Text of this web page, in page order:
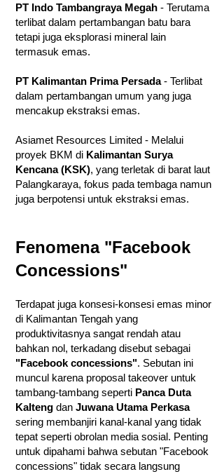
PT Indo Tambangraya Megah - Terutama
terlibat dalam pertambangan batu bara
tetapi juga eksplorasi mineral lain
termasuk emas.
PT Kalimantan Prima Persada- Terlibat
dalam pertambangan umum yang juga
mencakup ekstraksi emas.
Asiamet Resources Limited - Melalui
proyek BKM di Kalimantan Surya
Kencana (KSK), yang terletak di barat laut
Palangkaraya, fokus pada tembaga namun
juga berpotensi untuk ekstraksi emas.
Fenomena "Facebook
Concessions"
Terdapat juga konsesi-konsesi emas minor
di Kalimantan Tengah yang
produktivitasnya sangat rendah atau
bahkan nol, terkadang disebut sebagai
"Facebook concessions". Sebutan ini
muncul karena proposal takeover untuk
tambang-tambang seperti Panca Duta
Kalteng dan Juwana Utama Perkasa
sering membanjiri kanal-kanal yang tidak
tepat seperti obrolan media sosial. Penting
untuk dipahami bahwa sebutan "Facebook
concessions" tidak secara langsung